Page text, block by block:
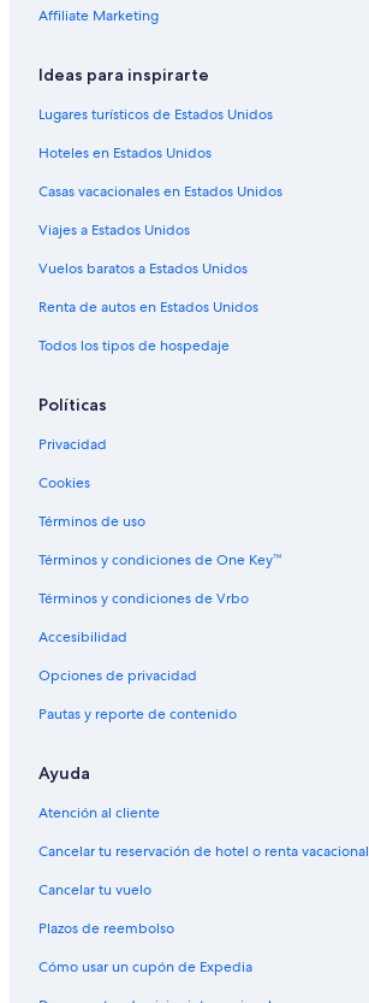
Affiliate Marketing
Ideas para inspirarte
Lugares turísticos de Estados Unidos
Hoteles en Estados Unidos
Casas vacacionales en Estados Unidos
Viajes a Estados Unidos
Vuelos baratos a Estados Unidos
Renta de autos en Estados Unidos
Todos los tipos de hospedaje
Políticas
Privacidad
Cookies
Términos de uso
Términos y condiciones de One Key™
Términos y condiciones de Vrbo
Accesibilidad
Opciones de privacidad
Pautas y reporte de contenido
Ayuda
Atención al cliente
Cancelar tu reservación de hotel o renta vacacional
Cancelar tu vuelo
Plazos de reembolso
Cómo usar un cupón de Expedia